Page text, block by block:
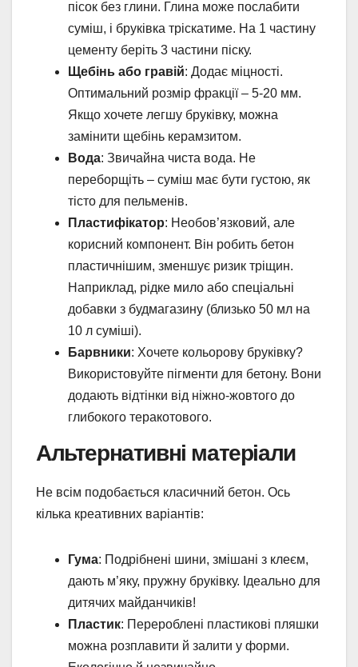
пісок без глини. Глина може послабити
суміш, і бруківка тріскатиме. На 1 частину
цементу беріть 3 частини піску.
Щебінь або гравій: Додає міцності.
Оптимальний розмір фракції – 5-20 мм.
Якщо хочете легшу бруківку, можна
замінити щебінь керамзитом.
Вода: Звичайна чиста вода. Не
переборщіть – суміш має бути густою, як
тісто для пельменів.
Пластифікатор: Необов’язковий, але
корисний компонент. Він робить бетон
пластичнішим, зменшує ризик тріщин.
Наприклад, рідке мило або спеціальні
добавки з будмагазину (близько 50 мл на
10 л суміші).
Барвники: Хочете кольорову бруківку?
Використовуйте пігменти для бетону. Вони
додають відтінки від ніжно-жовтого до
глибокого теракотового.
Альтернативні матеріали
Не всім подобається класичний бетон. Ось
кілька креативних варіантів:
Гума: Подрібнені шини, змішані з клеєм,
дають м’яку, пружну бруківку. Ідеально для
дитячих майданчиків!
Пластик: Перероблені пластикові пляшки
можна розплавити й залити у форми.